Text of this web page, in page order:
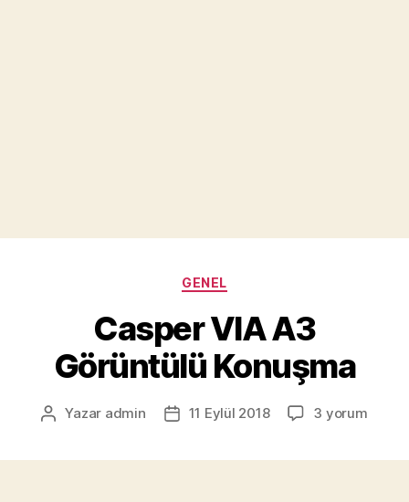
Kategoriler
GENEL
Casper VIA A3
Görüntülü Konuşma
Yazının
Yazar admin
Yazı11 Eylül 2018
Casper
3 yorum